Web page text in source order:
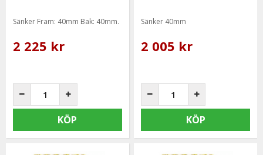
Sänker Fram: 40mm Bak: 40mm.
2 225 kr
KÖP
Sänker 40mm
2 005 kr
KÖP